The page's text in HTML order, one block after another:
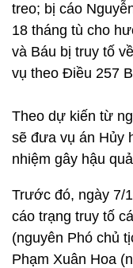
treo; bị cáo
18 tháng tù cho
và Báu bị truy tố
vụ theo Điều 257
Theo dự kiến từ
sẽ đưa vụ án Hủy
nhiệm gây hậu
Trước đó, ngày 7/
cáo trạng truy tố
(nguyên Phó chủ
Phạm Xuân Hoa